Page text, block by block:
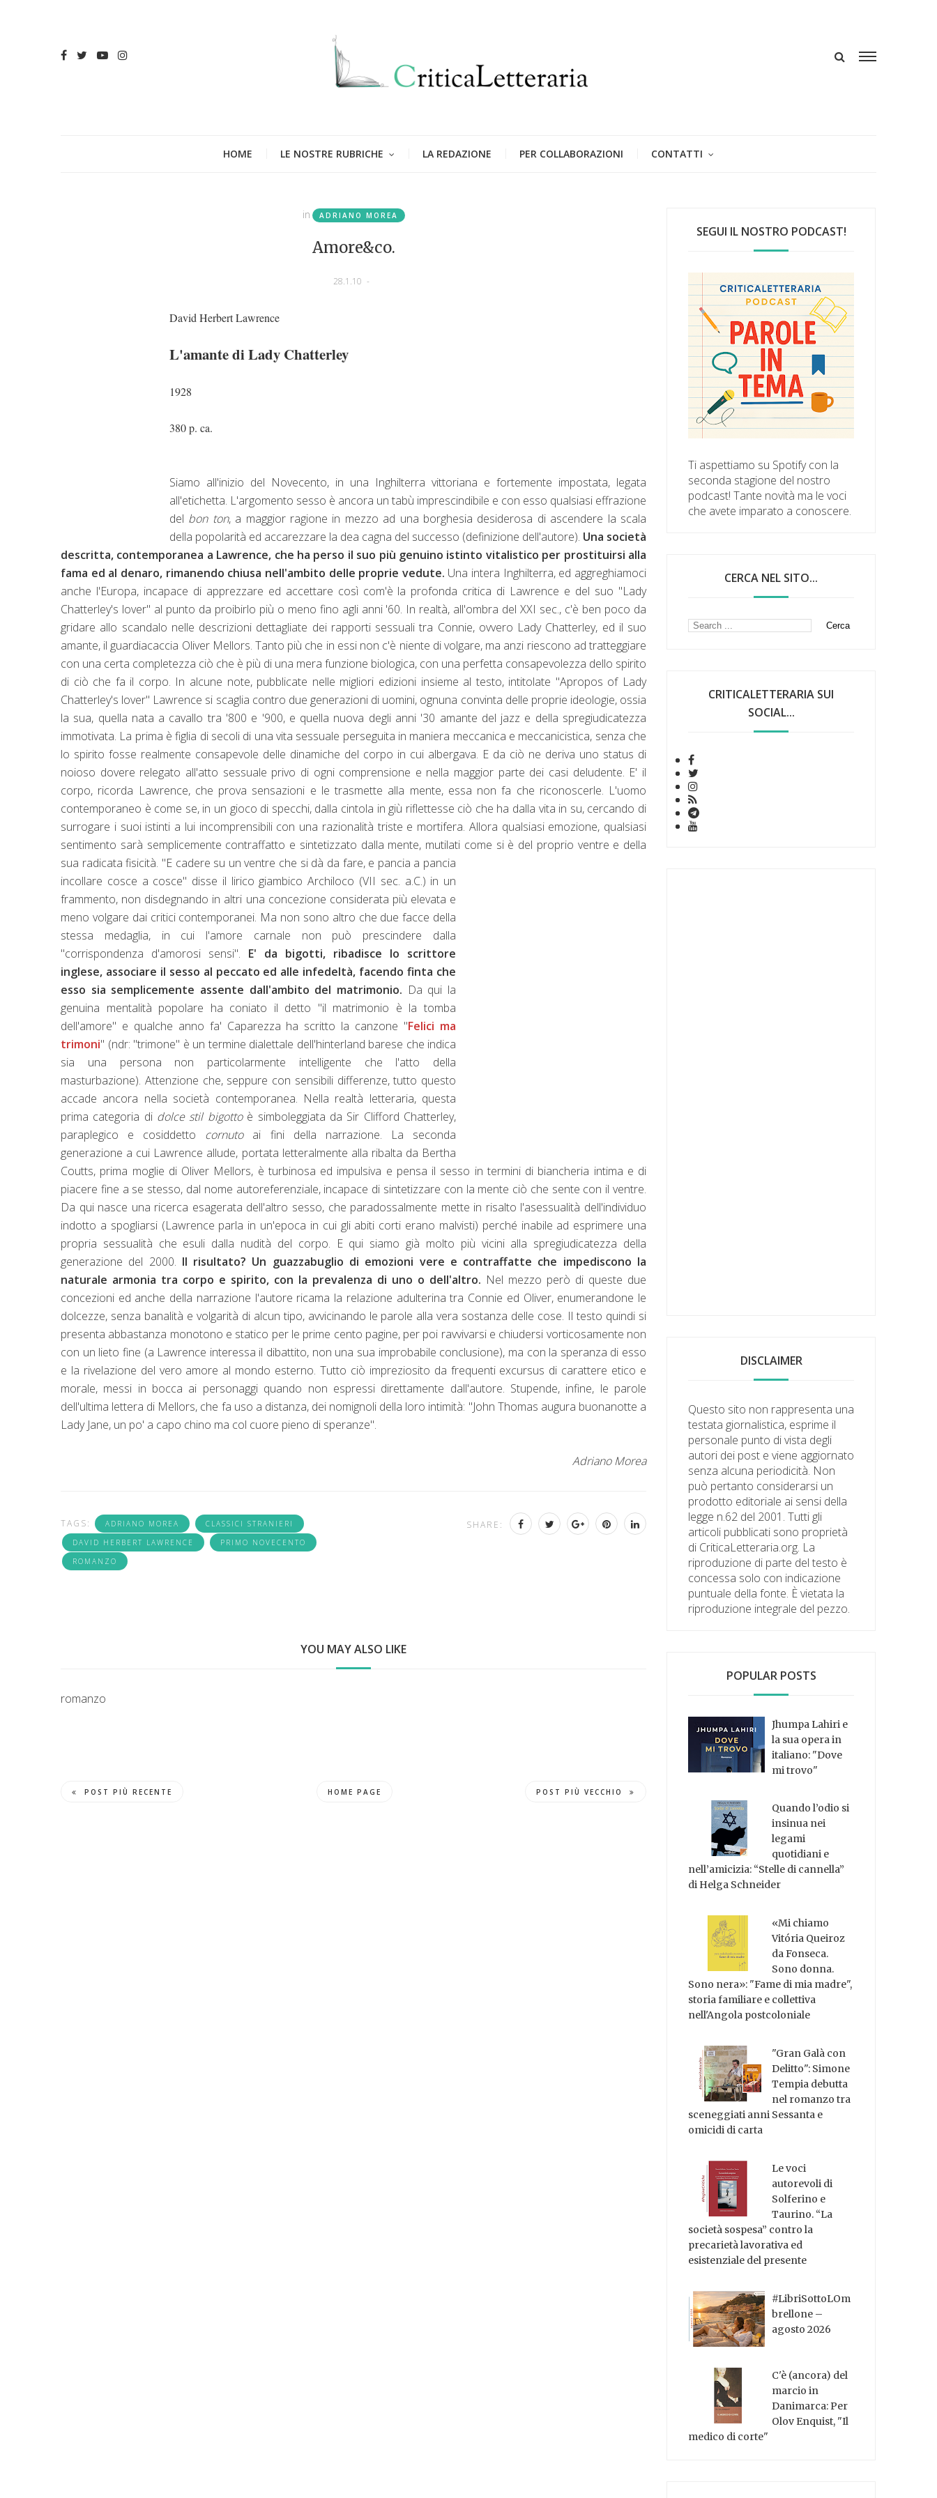
HOME LE NOSTRE RUBRICHE LA REDAZIONE PER COLLABORAZIONI CONTATTI
in ADRIANO MOREA
Amore&co.
28.1.10 -
David Herbert Lawrence
L'amante di Lady Chatterley
1928
380 p. ca.
Siamo all'inizio del Novecento, in una Inghilterra vittoriana e fortemente impostata, legata
all'etichetta. L'argomento sesso è ancora un tabù imprescindibile e con esso qualsiasi effrazione
del bon ton, a maggior ragione in mezzo ad una borghesia desiderosa di ascendere la scala
della popolarità ed accarezzare la dea cagna del successo (definizione dell'autore). Una società
descritta, contemporanea a Lawrence, che ha perso il suo più genuino istinto vitalistico per prostituirsi alla
fama ed al denaro, rimanendo chiusa nell'ambito delle proprie vedute. Una intera Inghilterra, ed aggreghiamoci
anche l'Europa, incapace di apprezzare ed accettare così com'è la profonda critica di Lawrence e del suo "Lady
Chatterley's lover" al punto da proibirlo più o meno fino agli anni '60. In realtà, all'ombra del XXI sec., c'è ben poco da
gridare allo scandalo nelle descrizioni dettagliate dei rapporti sessuali tra Connie, ovvero Lady Chatterley, ed il suo
amante, il guardiacaccia Oliver Mellors. Tanto più che in essi non c'è niente di volgare, ma anzi riescono ad tratteggiare
con una certa completezza ciò che è più di una mera funzione biologica, con una perfetta consapevolezza dello spirito
di ciò che fa il corpo. In alcune note, pubblicate nelle migliori edizioni insieme al testo, intitolate "Apropos of Lady
Chatterley's lover" Lawrence si scaglia contro due generazioni di uomini, ognuna convinta delle proprie ideologie, ossia
la sua, quella nata a cavallo tra '800 e '900, e quella nuova degli anni '30 amante del jazz e della spregiudicatezza
immotivata. La prima è figlia di secoli di una vita sessuale perseguita in maniera meccanica e meccanicistica, senza che
lo spirito fosse realmente consapevole delle dinamiche del corpo in cui albergava. E da ciò ne deriva uno status di
noioso dovere relegato all'atto sessuale privo di ogni comprensione e nella maggior parte dei casi deludente. E' il
corpo, ricorda Lawrence, che prova sensazioni e le trasmette alla mente, essa non fa che riconoscerle. L'uomo
contemporaneo è come se, in un gioco di specchi, dalla cintola in giù riflettesse ciò che ha dalla vita in su, cercando di
surrogare i suoi istinti a lui incomprensibili con una razionalità triste e mortifera. Allora qualsiasi emozione, qualsiasi
sentimento sarà semplicemente contraffatto e sintetizzato dalla mente, mutilati come si è del proprio ventre e della
sua radicata fisicità. "E cadere su un ventre che si dà da fare, e pancia a pancia
incollare cosce a cosce" disse il lirico giambico Archiloco (VII sec. a.C.) in un
frammento, non disdegnando in altri una concezione considerata più elevata e
meno volgare dai critici contemporanei. Ma non sono altro che due facce della
stessa medaglia, in cui l'amore carnale non può prescindere dalla
"corrispondenza d'amorosi sensi". E' da bigotti, ribadisce lo scrittore
inglese, associare il sesso al peccato ed alle infedeltà, facendo finta che
esso sia semplicemente assente dall'ambito del matrimonio. Da qui la
genuina mentalità popolare ha coniato il detto "il matrimonio è la tomba
dell'amore" e qualche anno fa' Caparezza ha scritto la canzone "Felici ma
trimoni" (ndr: "trimone" è un termine dialettale dell'hinterland barese che indica
sia una persona non particolarmente intelligente che l'atto della
masturbazione). Attenzione che, seppure con sensibili differenze, tutto questo
accade ancora nella società contemporanea. Nella realtà letteraria, questa
prima categoria di dolce stil bigottoè simboleggiata da Sir Clifford Chatterley,
paraplegico e cosiddetto cornutoai fini della narrazione. La seconda
generazione a cui Lawrence allude, portata letteralmente alla ribalta da Bertha
Coutts, prima moglie di Oliver Mellors, è turbinosa ed impulsiva e pensa il sesso in termini di biancheria intima e di
piacere fine a se stesso, dal nome autoreferenziale, incapace di sintetizzare con la mente ciò che sente con il ventre.
Da qui nasce una ricerca esagerata dell'altro sesso, che paradossalmente mette in risalto l'asessualità dell'individuo
indotto a spogliarsi (Lawrence parla in un'epoca in cui gli abiti corti erano malvisti) perché inabile ad esprimere una
propria sessualità che esuli dalla nudità del corpo. E qui siamo già molto più vicini alla spregiudicatezza della
generazione del 2000. Il risultato? Un guazzabuglio di emozioni vere e contraffatte che impediscono la
naturale armonia tra corpo e spirito, con la prevalenza di uno o dell'altro. Nel mezzo però di queste due
concezioni ed anche della narrazione l'autore ricama la relazione adulterina tra Connie ed Oliver, enumerandone le
dolcezze, senza banalità e volgarità di alcun tipo, avvicinando le parole alla vera sostanza delle cose. Il testo quindi si
presenta abbastanza monotono e statico per le prime cento pagine, per poi ravvivarsi e chiudersi vorticosamente non
con un lieto fine (a Lawrence interessa il dibattito, non una sua improbabile conclusione), ma con la speranza di esso
e la rivelazione del vero amore al mondo esterno. Tutto ciò impreziosito da frequenti excursus di carattere etico e
morale, messi in bocca ai personaggi quando non espressi direttamente dall'autore. Stupende, infine, le parole
dell'ultima lettera di Mellors, che fa uso a distanza, dei nomignoli della loro intimità: "John Thomas augura buonanotte a
Lady Jane, un po' a capo chino ma col cuore pieno di speranze".
Adriano Morea
TAGS: ADRIANO MOREA
CLASSICI STRANIERI
DAVID HERBERT LAWRENCE
PRIMO NOVECENTO
ROMANZO
SHARE:
YOU MAY ALSO LIKE
romanzo
POST PIÙ RECENTE HOME PAGE POST PIÙ VECCHIO
SEGUI IL NOSTRO PODCAST!
Ti aspettiamo su Spotify con la
seconda stagione del nostro
podcast! Tante novità ma le voci
che avete imparato a conoscere.
CERCA NEL SITO...
CRITICALETTERARIA SUI
SOCIAL...
DISCLAIMER
Questo sito non rappresenta una
testata giornalistica, esprime il
personale punto di vista degli
autori dei post e viene aggiornato
senza alcuna periodicità. Non
può pertanto considerarsi un
prodotto editoriale ai sensi della
legge n.62 del 2001. Tutti gli
articoli pubblicati sono proprietà
di CriticaLetteraria.org. La
riproduzione di parte del testo è
concessa solo con indicazione
puntuale della fonte. È vietata la
riproduzione integrale del pezzo.
POPULAR POSTS
Jhumpa Lahiri e
la sua opera in
italiano: "Dove
mi trovo"
Quando l’odio si
insinua nei
legami
quotidiani e
nell’amicizia: “Stelle di cannella”
di Helga Schneider
«Mi chiamo
Vitória Queiroz
da Fonseca.
Sono donna.
Sono nera»: "Fame di mia madre",
storia familiare e collettiva
nell'Angola postcoloniale
"Gran Galà con
Delitto": Simone
Tempia debutta
nel romanzo tra
sceneggiati anni Sessanta e
omicidi di carta
Le voci
autorevoli di
Solferino e
Taurino. “La
società sospesa” contro la
precarietà lavorativa ed
esistenziale del presente
#LibriSottoLOm
brellone –
agosto 2026
C'è (ancora) del
marcio in
Danimarca: Per
Olov Enquist, "Il
medico di corte"